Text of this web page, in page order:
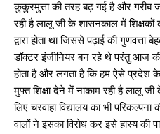
कुकुरमुत्ता की तरह बढ़ गई है और गरीब
रही है लालू जी के शासनकाल में शिक्षकों
द्वारा होता था जिससे पढ़ाई की
डॉक्टर इंजीनियर बन रहे थे परंतु आज
होता है और लगता है कि हम ऐसे प्रदेश
मुफ्त शिक्षा देने में नाकाम रही है लालू
लिए चरवाहा विद्यालय का भी
वालों ने इसका विरोध कर इसे हास्य की